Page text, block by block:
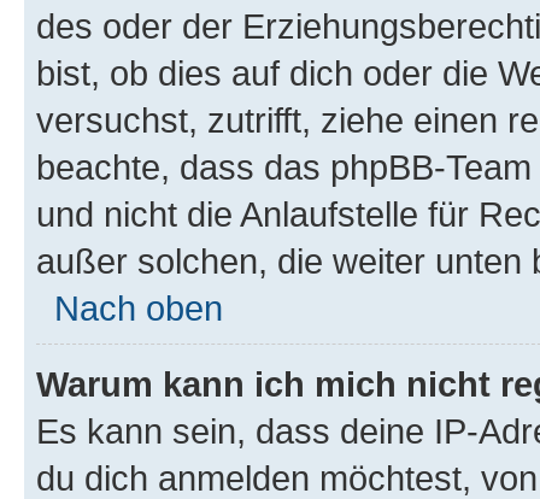
des oder der
bist, ob dies auf dich oder die
versuchst, zutrifft, ziehe einen
beachte, dass das phpBB-
und nicht die Anlaufstelle für
außer solchen, die weiter unten
Nach oben
Warum kann ich mich nicht
Es kann sein, dass deine IP-
du dich anmelden möchtest,